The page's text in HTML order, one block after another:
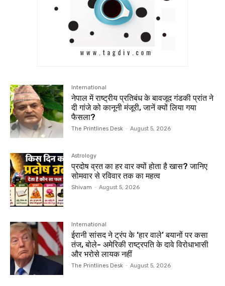
International
नेपाल में राष्ट्रीय प्रतिबंध के बावजूद गंडकी प्रांत ने
दी गांजे को कानूनी मंजूरी, जानें क्यों लिया गया
फैसला?
The Printlines Desk - August 5, 2026
Astrology
प्रदोष व्रत का हर वार क्यों होता है खास? जानिए
सोमवार से रविवार तक का महत्व
Shivam - August 5, 2026
International
ईरानी सांसद ने ट्रंप के ‘हार वाले’ बयानों पर कसा
तंज, बोले- अमेरिकी राष्ट्रपति के दावे विरोधाभासी
और भरोसे लायक नहीं
The Printlines Desk - August 5, 2026